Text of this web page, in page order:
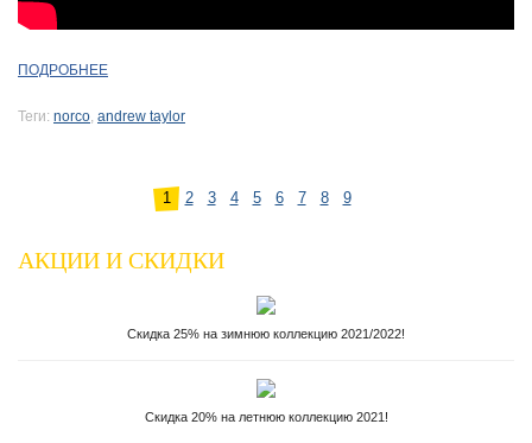
ПОДРОБНЕЕ
Теги: norco andrew taylor
1 2 3 4 5 6 7 8 9
АКЦИИ И СКИДКИ
Скидка 25% на зимнюю коллекцию 2021/2022!
Скидка 20% на летнюю коллекцию 2021!